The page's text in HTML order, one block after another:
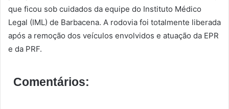
que ficou sob cuidados da equipe do Instituto Médico
Legal (IML) de Barbacena. A rodovia foi totalmente liberada
após a remoção dos veículos envolvidos e atuação da EPR
e da PRF.
Comentários: